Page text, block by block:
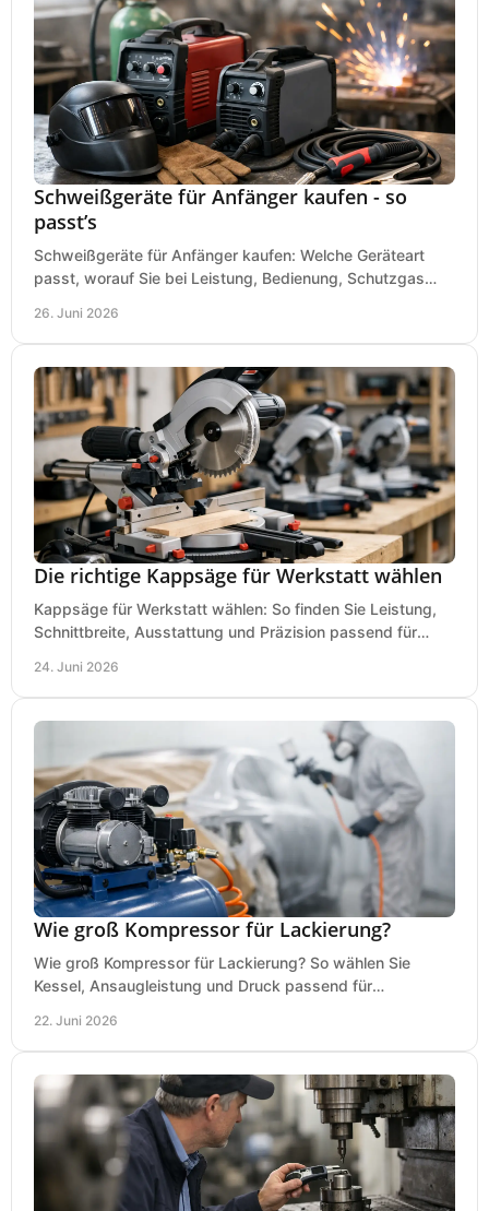
Schweißgeräte für Anfänger kaufen - so
passt’s
Schweißgeräte für Anfänger kaufen: Welche Geräteart
passt, worauf Sie bei Leistung, Bedienung, Schutzgas
26. Juni 2026
Die richtige Kappsäge für Werkstatt wählen
Kappsäge für Werkstatt wählen: So finden Sie Leistung,
Schnittbreite, Ausstattung und Präzision passend für
24. Juni 2026
Wie groß Kompressor für Lackierung?
Wie groß Kompressor für Lackierung? So wählen Sie
Kessel, Ansaugleistung und Druck passend für
22. Juni 2026